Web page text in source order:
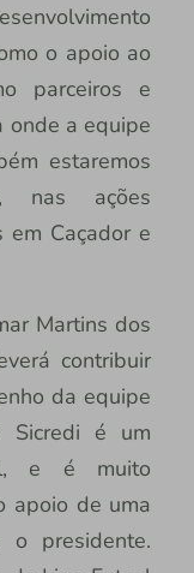
o apoio ao
parceiros e
onde a equipe
estaremos
nas ações
em Caçador e
Martins dos
contribuir
da equipe
Sicredi é um
e é muito
apoio de uma
o presidente.